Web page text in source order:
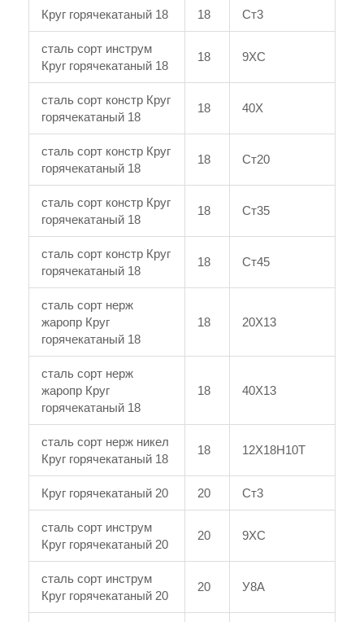
Круг горячекатаный 18 18 Ст3
сталь сорт инструм
Круг горячекатаный 18
18 9ХС
сталь сорт констр Круг
горячекатаный 18
18 40Х
сталь сорт констр Круг
горячекатаный 18
18 Ст20
сталь сорт констр Круг
горячекатаный 18
18 Ст35
сталь сорт констр Круг
горячекатаный 18
18 Ст45
сталь сорт нерж
жаропр Круг
горячекатаный 18
18 20Х13
сталь сорт нерж
жаропр Круг
горячекатаный 18
18 40Х13
сталь сорт нерж никел
Круг горячекатаный 18
18 12Х18Н10Т
Круг горячекатаный 20 20 Ст3
сталь сорт инструм
Круг горячекатаный 20
20 9ХС
сталь сорт инструм
Круг горячекатаный 20
20 У8А